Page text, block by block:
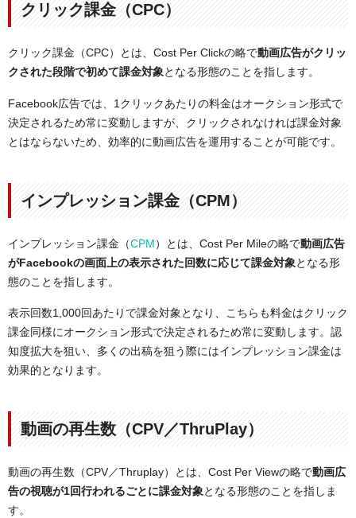
クリック課金（CPC）
クリック課金（CPC）とは、Cost Per Clickの略で動画広告がクリッ
クされた段階で初めて課金対象となる形態のことを指します。
Facebook広告では、1クリックあたりの料金はオークション形式で
決定されるため常に変動しますが、クリックされなければ課金対象
とはならないため、効率的に動画広告を運用することが可能です。
インプレッション課金（CPM）
インプレッション課金（CPM）とは、Cost Per Mileの略で動画広告
がFacebookの画面上の表示された回数に応じて課金対象となる形
態のことを指します。
表示回数1,000回あたりで課金対象となり、こちらも料金はクリック
課金同様にオークション形式で決定されるため常に変動します。認
知度拡大を狙い、多くの出稿を狙う際にはインプレッション課金は
効果的となります。
動画の再生数（CPV／ThruPlay）
動画の再生数（CPV／Thruplay）とは、Cost Per Viewの略で動画広
告の視聴が1回行われるごとに課金対象となる形態のことを指しま
す。